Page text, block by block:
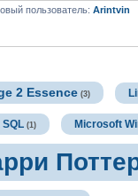
пользователь: Arintvin
2 Essence (3)
(1) Microsoft